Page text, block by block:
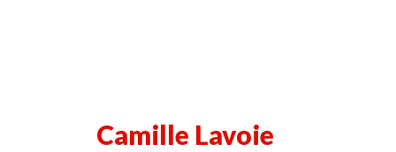
Camille Lavoie